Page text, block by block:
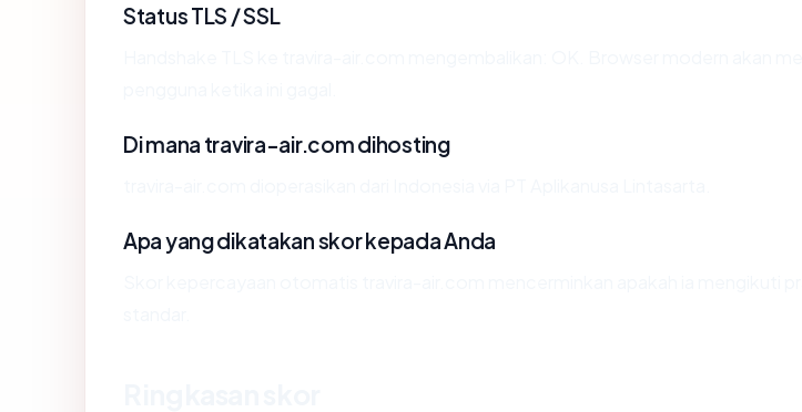
Status TLS / SSL
Di mana travira-air.com dihosting
Apa yang dikatakan skor kepada Anda